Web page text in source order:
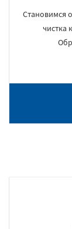
Становимся
чистка